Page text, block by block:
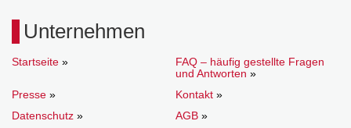
Unternehmen
Startseite »
FAQ – häufig gestellte Fragen
und Antworten »
Presse » Kontakt »
Datenschutz » AGB »